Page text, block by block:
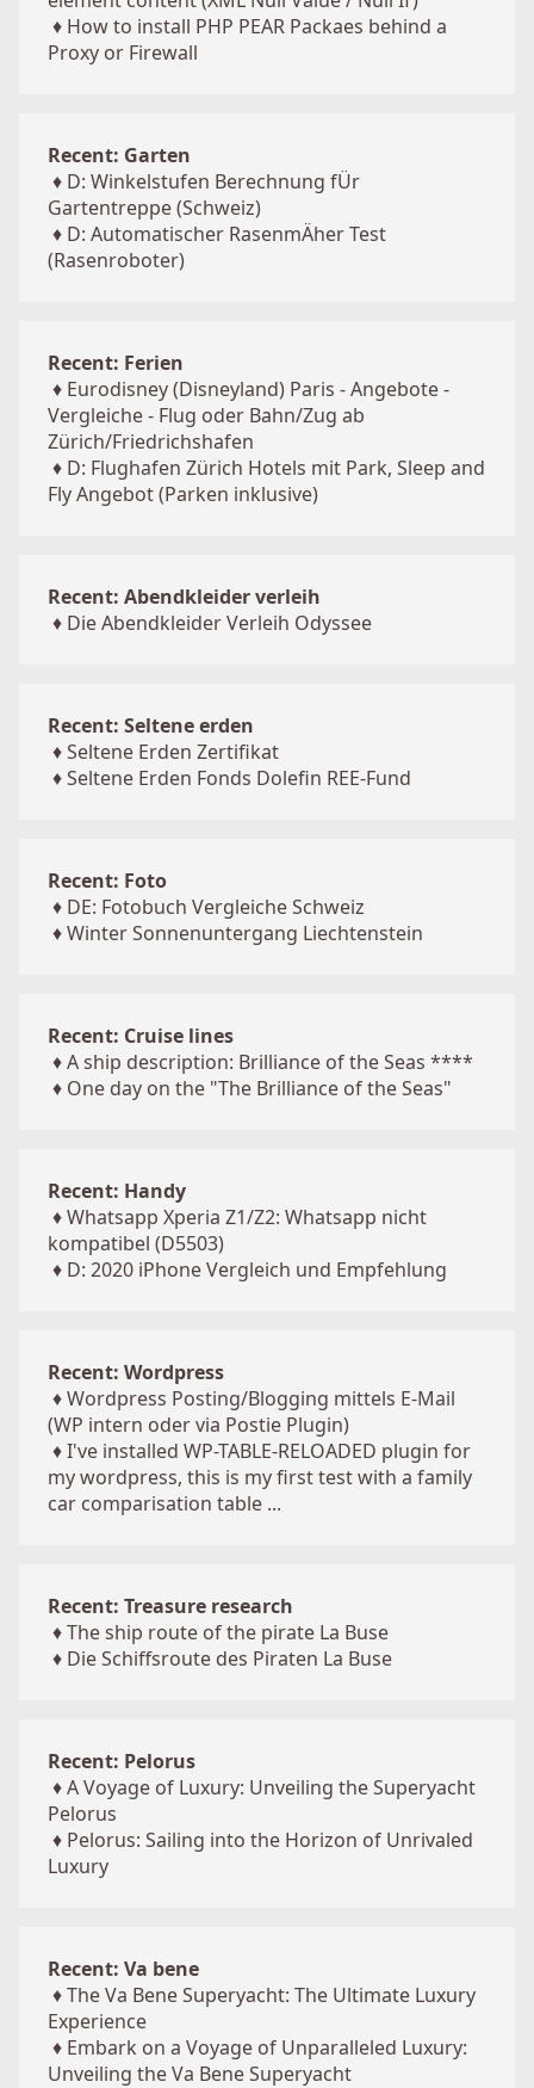
♦ How to install PHP PEAR Packaes behind a
Proxy or Firewall
Recent: Garten
♦ D: Winkelstufen Berechnung fÜr
Gartentreppe (Schweiz)
♦ D: Automatischer RasenmÄher Test
(Rasenroboter)
Recent: Ferien
♦ Eurodisney (Disneyland) Paris - Angebote -
Vergleiche - Flug oder Bahn/Zug ab
Zürich/Friedrichshafen
♦ D: Flughafen Zürich Hotels mit Park, Sleep and
Fly Angebot (Parken inklusive)
Recent: Abendkleider verleih
♦ Die Abendkleider Verleih Odyssee
Recent: Seltene erden
♦Seltene Erden Zertifikat
♦Seltene Erden Fonds Dolefin REE-Fund
Recent: Foto
♦ DE: Fotobuch Vergleiche Schweiz
♦Winter Sonnenuntergang Liechtenstein
Recent: Cruise lines
♦A ship description: Brilliance of the Seas ****
♦ One day on the "The Brilliance of the Seas"
Recent: Handy
♦Whatsapp Xperia Z1/Z2: Whatsapp nicht
kompatibel (D5503)
♦ D: 2020 iPhone Vergleich und Empfehlung
Recent: Wordpress
♦Wordpress Posting/Blogging mittels E-Mail
(WP intern oder via Postie Plugin)
♦I've installed WP-TABLE-RELOADED plugin for
my wordpress, this is my first test with a family
car comparisation table ...
Recent: Treasure research
♦The ship route of the pirate La Buse
♦ Die Schiffsroute des Piraten La Buse
Recent: Pelorus
♦A Voyage of Luxury: Unveiling the Superyacht
Pelorus
♦ Pelorus: Sailing into the Horizon of Unrivaled
Luxury
Recent: Va bene
♦The Va Bene Superyacht: The Ultimate Luxury
Experience
♦ Embark on a Voyage of Unparalleled Luxury:
Unveiling the Va Bene Superyacht